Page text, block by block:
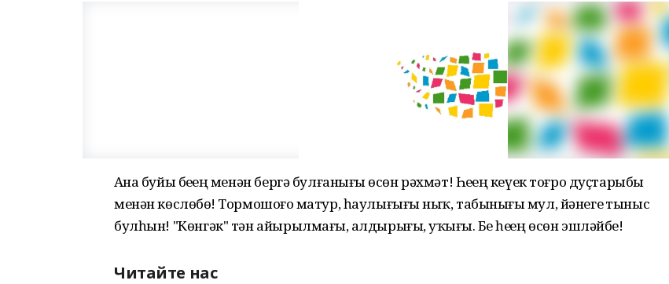
Аҙна буйы беҙҙең менән бергә булғанығыҙ өсөн рәхмәт! Һеҙҙең кеүек тоғро дуҫтарыбыҙ
менән көслөбөҙ! Тормошоғоҙ матур, һаулығығыҙ ныҡ, табынығыҙ мул, йәнегеҙ тыныс
булһын! "Көнгәк" тән айырылмағыҙ, алдырығыҙ, уҡығыҙ. Беҙ һеҙҙең өсөн эшләйбеҙ!
Читайте нас